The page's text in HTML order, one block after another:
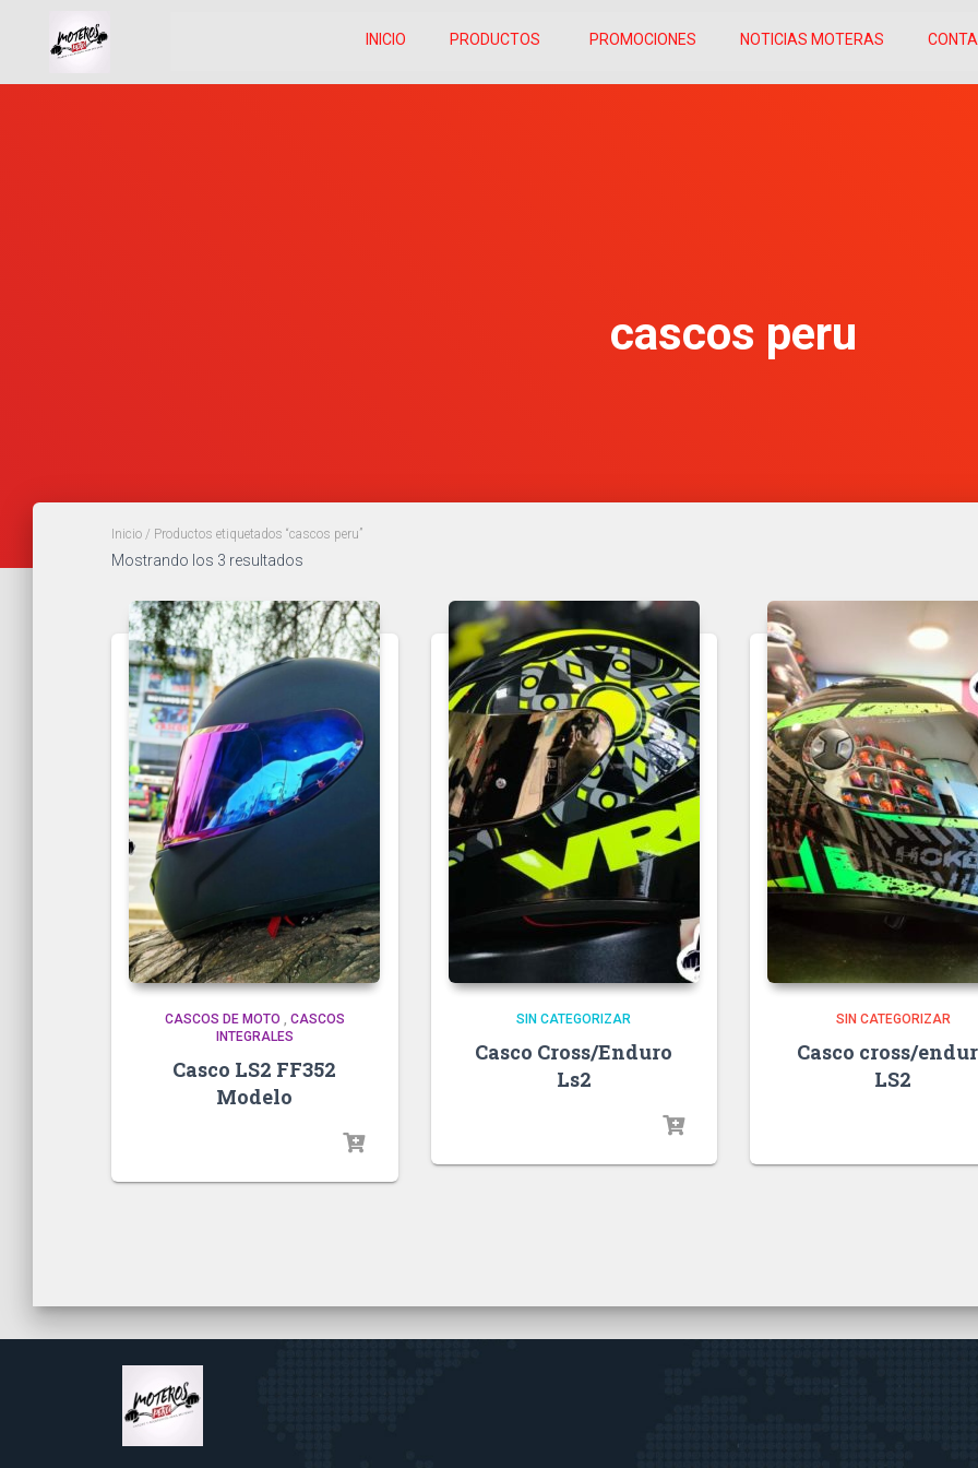
INICIO PRODUCTOS PROMOCIONES NOTICIAS MOTERAS
cascos peru
Inicio / Productos etiquetados “cascos peru”
Mostrando los 3 resultados
CASCOS DE MOTO
CASCOS
INTEGRALES
Casco LS2 FF352
Modelo
SIN CATEGORIZAR
Casco Cross/Enduro
Ls2
SIN CATEGORIZAR
Casco cross/
LS2